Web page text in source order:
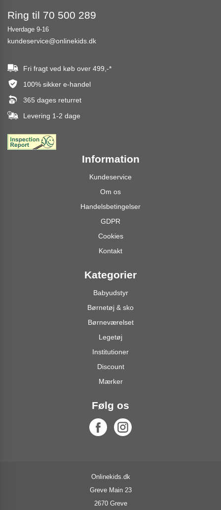
Ring til 70 500 289
Hverdage 9-16
kundeservice@onlinekids.dk
Fri fragt ved køb over 499,-*
100% sikker e-handel
365 dages returret
Levering 1-2 dage
Information
Kundeservice
Om os
Handelsbetingelser
GDPR
Cookies
Kontakt
Kategorier
Babyudstyr
Børnetøj & sko
Børneværelset
Legetøj
Institutioner
Discount
Mærker
Følg os
Onlinekids.dk
Greve Main 23
2670 Greve